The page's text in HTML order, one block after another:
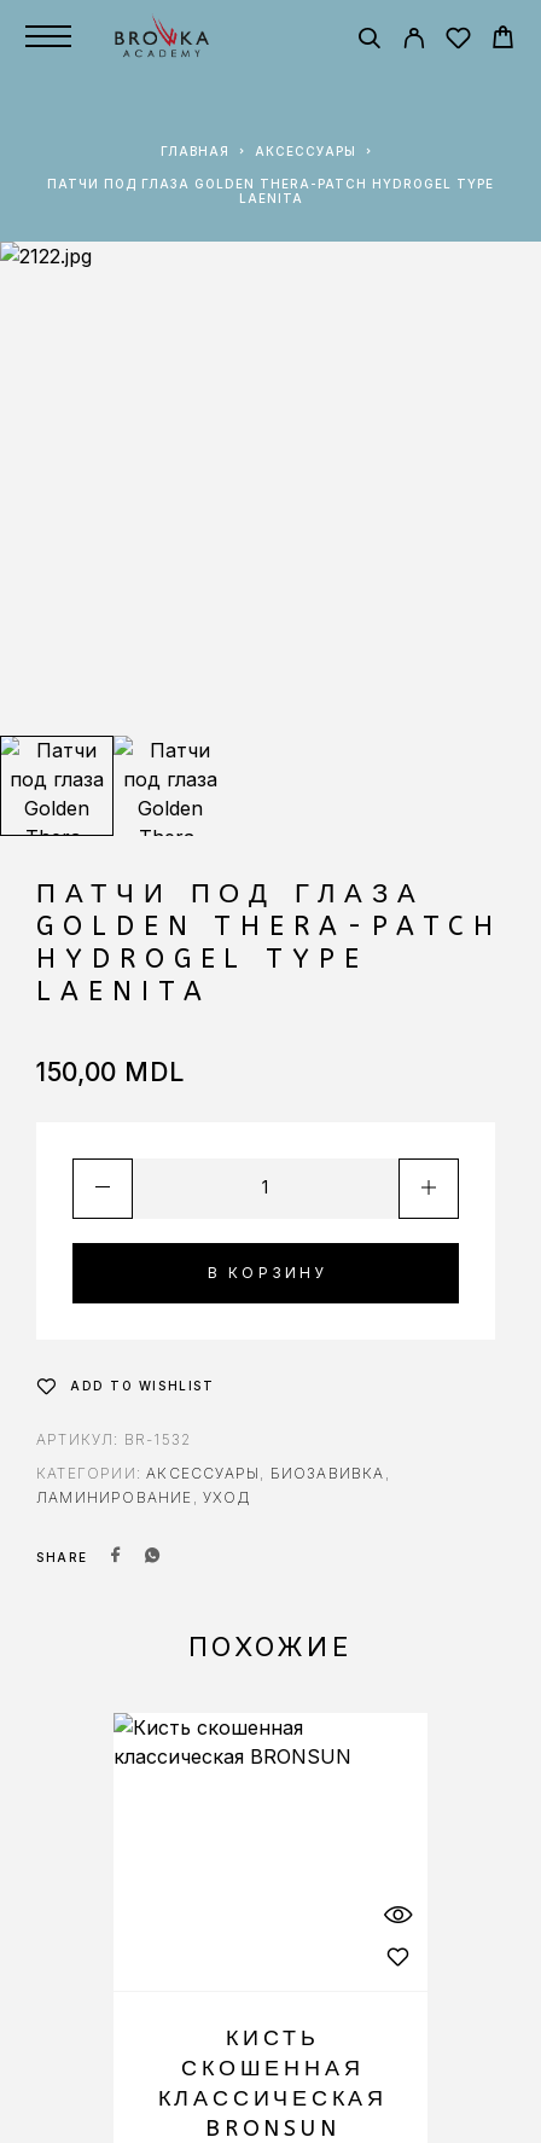
ГЛАВНАЯ АКСЕССУАРЫ
ПАТЧИ ПОД ГЛАЗА GOLDEN THERA-PATCH HYDROGEL TYPE
LAENITA
ПАТЧИ ПОД ГЛАЗА
GOLDEN THERA-PATCH
HYDROGEL TYPE
LAENITA
150,00 MDL
В КОРЗИНУ
ADD TO WISHLIST
АРТИКУЛ: BR-1532
КАТЕГОРИИ:АКСЕССУАРЫ БИОЗАВИВКА
ЛАМИНИРОВАНИЕ
,УХОД
SHARE
ПОХОЖИЕ
КИСТЬ
СКОШЕННАЯ
КЛАССИЧЕСКАЯ
BRONSUN